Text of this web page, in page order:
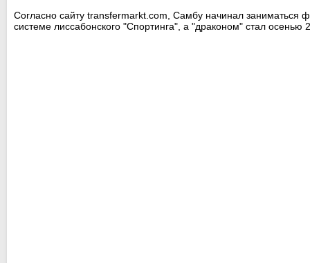
Согласно сайту transfermarkt.com, Самбу начинал заниматься
системе лиссабонского "Спортинга", а "драконом" стал осенью